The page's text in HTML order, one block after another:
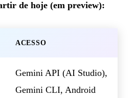
de hoje (em preview):
ACESSO
Gemini API (AI Studio),
Gemini CLI, Android